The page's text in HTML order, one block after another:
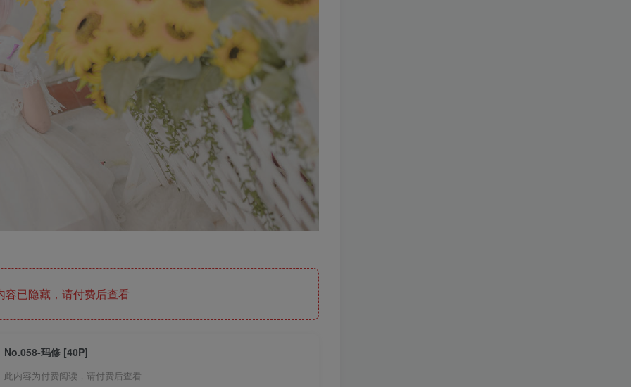
已隐藏，请付费后查看
No.058-玛修 [40P]
此内容为付费阅读，请付费后查看